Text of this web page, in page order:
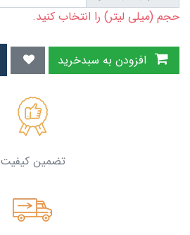
حجم (میلی لیتر) را انتخاب کنید.
تضمین کیفیت